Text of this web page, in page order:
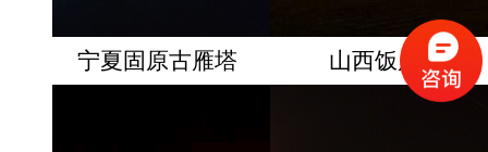
宁夏固原古雁塔 山西饭店